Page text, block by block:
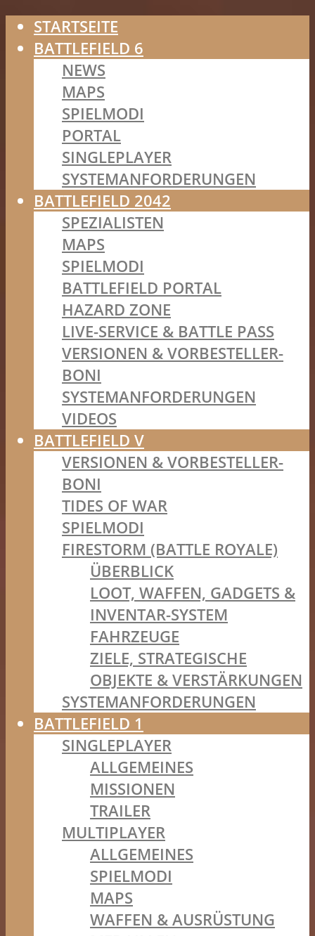
STARTSEITE
BATTLEFIELD 6
NEWS
MAPS
SPIELMODI
PORTAL
SINGLEPLAYER
SYSTEMANFORDERUNGEN
BATTLEFIELD 2042
SPEZIALISTEN
MAPS
SPIELMODI
BATTLEFIELD PORTAL
HAZARD ZONE
LIVE-SERVICE & BATTLE PASS
VERSIONEN & VORBESTELLER-
BONI
SYSTEMANFORDERUNGEN
VIDEOS
BATTLEFIELD V
VERSIONEN & VORBESTELLER-
BONI
TIDES OF WAR
SPIELMODI
FIRESTORM (BATTLE ROYALE)
ÜBERBLICK
LOOT, WAFFEN, GADGETS &
INVENTAR-SYSTEM
FAHRZEUGE
ZIELE, STRATEGISCHE
OBJEKTE & VERSTÄRKUNGEN
SYSTEMANFORDERUNGEN
BATTLEFIELD 1
SINGLEPLAYER
ALLGEMEINES
MISSIONEN
TRAILER
MULTIPLAYER
ALLGEMEINES
SPIELMODI
MAPS
WAFFEN & AUSRÜSTUNG